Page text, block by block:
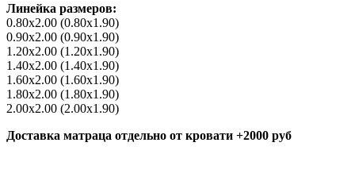
Линейка размеров:
0.80х2.00 (0.80х1.90)
0.90х2.00 (0.90х1.90)
1.20х2.00 (1.20х1.90)
1.40х2.00 (1.40х1.90)
1.60х2.00 (1.60х1.90)
1.80х2.00 (1.80х1.90)
2.00х2.00 (2.00х1.90)
Доставка матраца отдельно от кровати +2000 руб